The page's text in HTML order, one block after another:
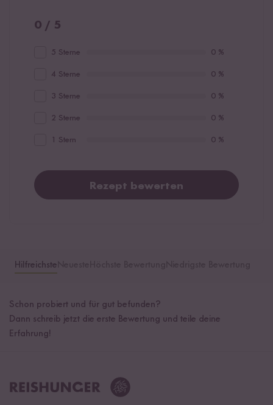
0 / 5
5 Sterne 0 %
4 Sterne 0 %
3 Sterne 0 %
2 Sterne 0 %
1 Stern 0 %
Rezept bewerten
Hilfreichste
Schon probiert und für gut befunden?
Dann schreib jetzt die erste Bewertung und teile deine
Erfahrung!